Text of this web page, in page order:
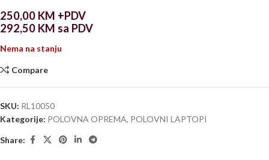
250,00 KM +PDV
292,50 KM sa PDV
Nema na stanju
Compare
SKU: RL10050
Kategorije: POLOVNA OPREMA, POLOVNI LAPTOPI
Share: